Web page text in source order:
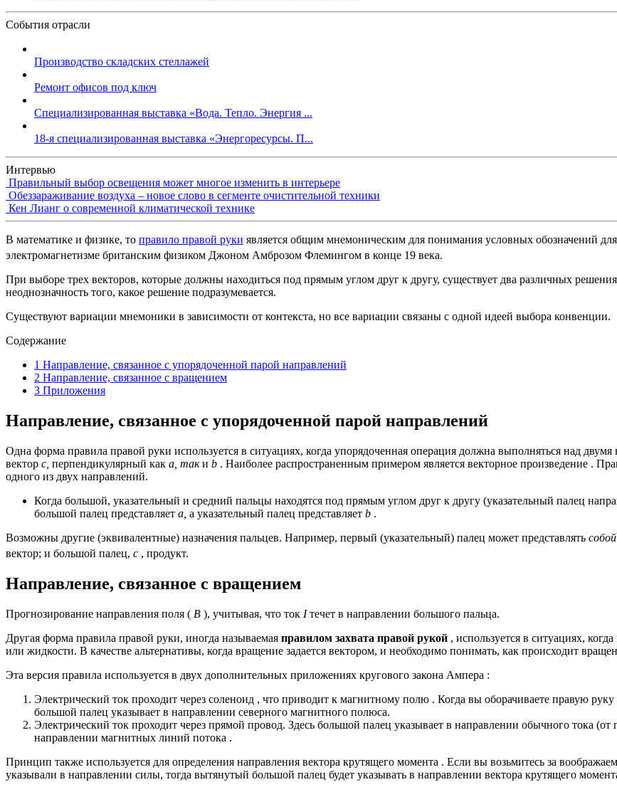
События отрасли
Производство складских стеллажей
Ремонт офисов под ключ
Специализированная выставка «Вода. Тепло. Энергия ...
18-я специализированная выставка «Энергоресурсы. П...
Интервью
Правильный выбор освещения может многое изменить в интерьере
Обеззараживание воздуха – новое слово в сегменте очистительной техники
Кен Лианг о современной климатической технике
В математике и физике, то правило правой руки является общим мнемоническим для понимания условных обозначений для
электромагнетизме британским физиком Джоном Амброзом Флемингом в конце 19 века.
При выборе трех векторов, которые должны находиться под прямым углом друг к другу, существует два различных
неоднозначность того, какое решение подразумевается.
Существуют вариации мнемоники в зависимости от контекста, но все вариации связаны с одной идеей выбора конвенции.
Содержание
1 Направление, связанное с упорядоченной парой направлений
2 Направление, связанное с вращением
3 Приложения
Направление, связанное с упорядоченной парой направлений
Одна форма правила правой руки используется в ситуациях, когда упорядоченная операция должна выполняться над двумя
вектор c, перпендикулярный как a, таки b . Наиболее распространенным примером является векторное произведение .
одного из двух направлений.
Когда большой, указательный и средний пальцы находятся под прямым углом друг к другу (указательный палец
большой палец представляет a, а указательный палец представляет b .
Возможны другие (эквивалентные) назначения пальцев. Например, первый (указательный) палец может представлять собой
вектор; и большой палец, с , продукт.
Направление, связанное с вращением
Прогнозирование направления поля ( B ), учитывая, что ток Iтечет в направлении большого пальца.
Другая форма правила правой руки, иногда называемая правилом захвата правой рукой , используется в ситуациях,
или жидкости. В качестве альтернативы, когда вращение задается вектором, и необходимо понимать, как происходит
Эта версия правила используется в двух дополнительных приложениях кругового закона Ампера :
Электрический ток проходит через соленоид , что приводит к магнитному полю . Когда вы оборачиваете правую
большой палец указывает в направлении северного магнитного полюса.
Электрический ток проходит через прямой провод. Здесь большой палец указывает в направлении обычного тока
направлении магнитных линий потока .
Принцип также используется для определения направления вектора крутящего момента . Если вы возьмитесь за
указывали в направлении силы, тогда вытянутый большой палец будет указывать в направлении вектора крутящего